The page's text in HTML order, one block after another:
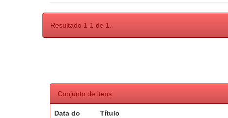
Resultado 1-1 de 1.
Conjunto de itens:
Data do Título